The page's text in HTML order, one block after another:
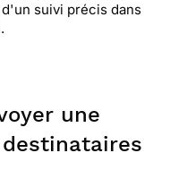
suivi précis dans
une